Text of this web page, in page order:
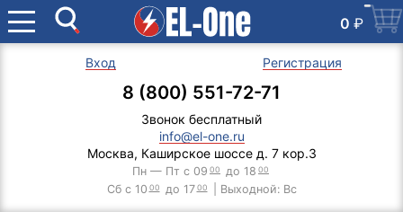
0 ₽
Вход Регистрация
8 (800) 551-72-71
Звонок бесплатный
info@el-one.ru
Москва, Каширское шоссе д. 7 кор.3
Пн — Пт с 09 00 до 18 00
Сб с 10 00 до 17 00 | Выходной: Вс